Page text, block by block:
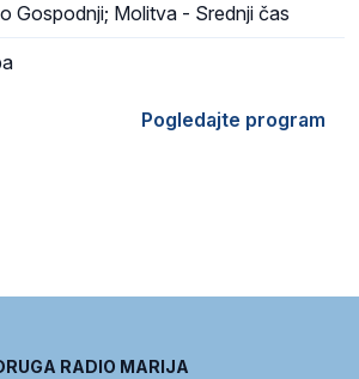
Gospodnji; Molitva - Srednji čas
Pogledajte program
RADIO MARIJA